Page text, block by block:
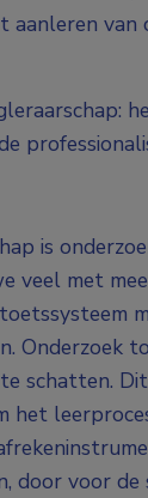
aanleren van
is
met
Onderzoek
schatten.
het
voor de